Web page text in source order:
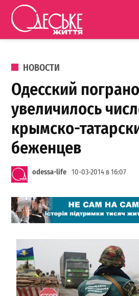
Перейти к содержанию
життя
ОПУБЛИКОВАНО В
НОВОСТИ
Одесский
увеличилось
крымско-
беженцев
odessa-life 10-03-2014 в 16:07